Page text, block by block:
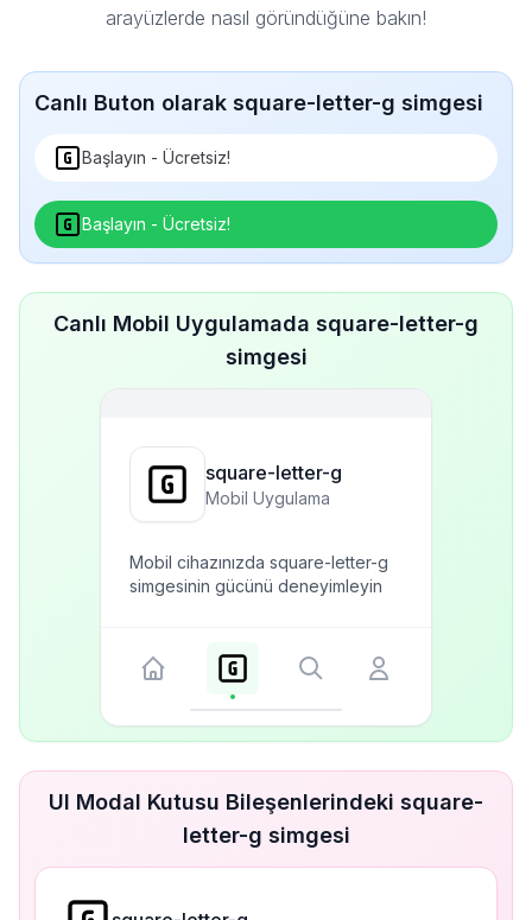
arayüzlerde nasıl göründüğüne bakın!
Canlı Buton olarak square-letter-g simgesi
Başlayın - Ücretsiz!
Başlayın - Ücretsiz!
Canlı Mobil Uygulamada square-letter-g
simgesi
square-letter-g
Mobil Uygulama
Mobil cihazınızda square-letter-g
simgesinin gücünü deneyimleyin
UI Modal Kutusu Bileşenlerindeki square-
letter-g simgesi